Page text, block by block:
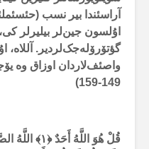
آراسئندا بیر نسب
اۇلسون جین‌لر بیلیرلر
گؤتۆرۆلەجک‌لردیر. آللاە،
واصئف‌لاردان اوزاق وە
149-159
)
قُلْ هُوَ اللَّهُ أَحَدٌ ﴿۱﴾ اللَّهُ